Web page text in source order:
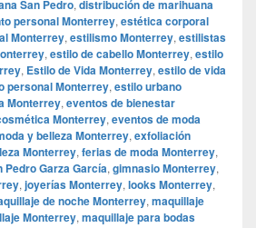
San Pedro, distribución de marihuana
personal Monterrey, estética corporal
Monterrey, estilismo Monterrey, estilistas
, estilo de cabello Monterrey, estilo
, Estilo de Vida Monterrey, estilo de vida
personal Monterrey, estilo urbano
Monterrey, eventos de bienestar
Monterrey, eventos de moda
y belleza Monterrey, exfoliación
Monterrey, ferias de moda Monterrey,
Pedro Garza García, gimnasio Monterrey,
, joyerías Monterrey, looks Monterrey,
de noche Monterrey, maquillaje
Monterrey, maquillaje para bodas